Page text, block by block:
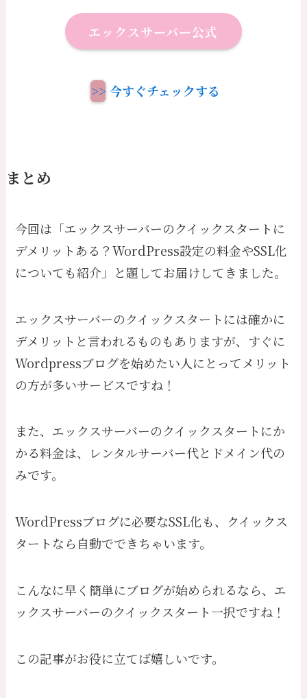
エックスサーバー公式
>> 今すぐチェックする
まとめ
今回は「エックスサーバーのクイックスタートに
デメリットある？WordPress設定の料金やSSL化
についても紹介」と題してお届けしてきました。
エックスサーバーのクイックスタートには確かに
デメリットと言われるものもありますが、すぐに
Wordpressブログを始めたい人にとってメリット
の方が多いサービスですね！
また、エックスサーバーのクイックスタートにか
かる料金は、レンタルサーバー代とドメイン代の
みです。
WordPressブログに必要なSSL化も、クイックス
タートなら自動でできちゃいます。
こんなに早く簡単にブログが始められるなら、エ
ックスサーバーのクイックスタート一択ですね！
この記事がお役に立てば嬉しいです。